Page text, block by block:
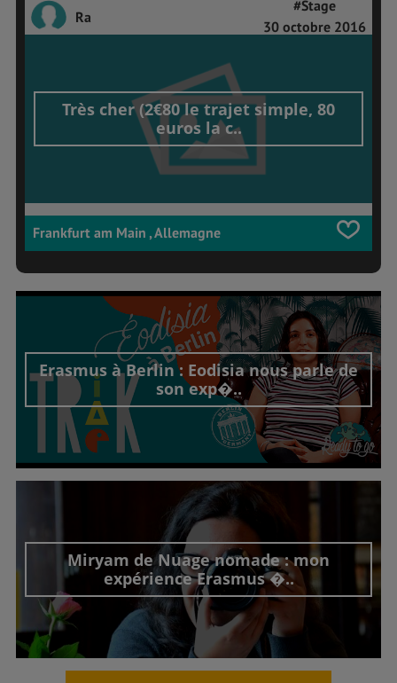
Ra
#Stage
30 octobre 2016
Très cher (2€80 le trajet simple, 80
euros la c..
Frankfurt am Main , Allemagne
Erasmus à Berlin : Eodisia nous parle de
son exp�..
Découvrir cet interview
Miryam de Nuage nomade : mon
expérience Erasmus �..